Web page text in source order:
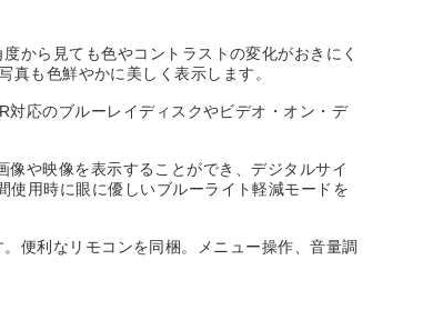
から見ても色やコントラストの変化がおきにく
も色鮮やかに美しく表示します。
応のブルーレイディスクやビデオ・オン・デ
や映像を表示することができ、デジタルサイ
用時に眼に優しいブルーライト軽減モードを
便利なリモコンを同梱。メニュー操作、音量調